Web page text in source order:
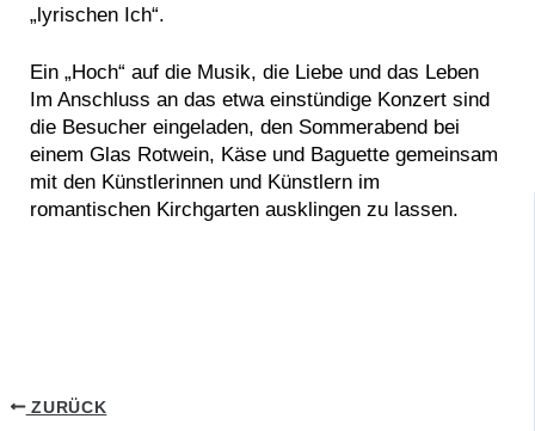
„lyrischen Ich“.
Ein „Hoch“ auf die Musik, die Liebe und das Leben
Im Anschluss an das etwa einstündige Konzert sind
die Besucher eingeladen, den Sommerabend bei
einem Glas Rotwein, Käse und Baguette gemeinsam
mit den Künstlerinnen und Künstlern im
romantischen Kirchgarten ausklingen zu lassen.
ZURÜCK